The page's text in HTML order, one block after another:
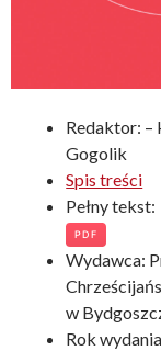
Redaktor: –
Gogolik
Spis treści
Pełny tekst:
PDF
Wydawca:
w
Rok